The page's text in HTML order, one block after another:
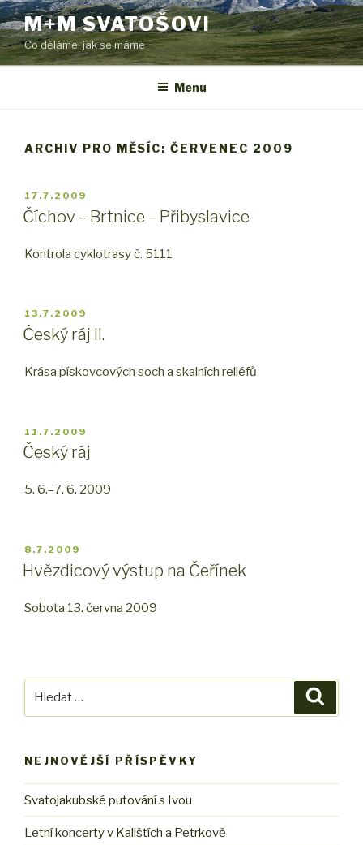
Přejít
k
obsahu
webu
M+M SVATOŠOVI
Co děláme, jak se máme
Menu
ARCHIV PRO MĚSÍC: ČERVENEC 2009
PUBLIKOVÁNO
17.7.2009
Číchov – Brtnice – Přibyslavice
Kontrola cyklotrasy č. 5111
PUBLIKOVÁNO
13.7.2009
Český ráj II.
Krása pískovcových soch a skalních reliéfů
PUBLIKOVÁNO
11.7.2009
Český ráj
5. 6.–7. 6. 2009
PUBLIKOVÁNO
8.7.2009
Hvězdicový výstup na Čeřínek
Sobota 13. června 2009
NEJNOVĚJŠÍ PŘÍSPĚVKY
Svatojakubské putování s Ivou
Letní koncerty v Kalištích a Petrkově